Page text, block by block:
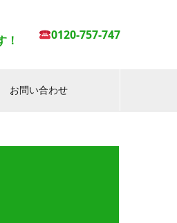
！ 0120-757-747
お問い合わせ